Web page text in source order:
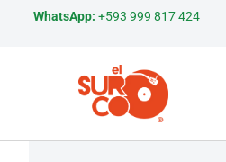
WhatsApp: +593 999 817 424